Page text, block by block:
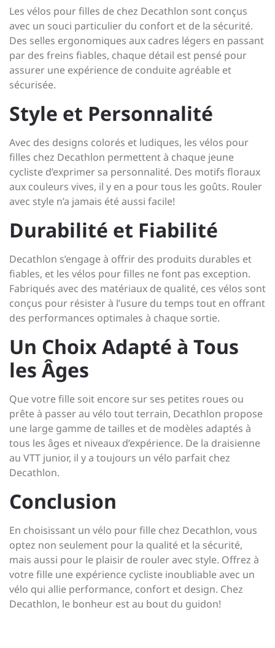
Les vélos pour filles de chez Decathlon sont conçus
avec un souci particulier du confort et de la sécurité.
Des selles ergonomiques aux cadres légers en passant
par des freins fiables, chaque détail est pensé pour
assurer une expérience de conduite agréable et
sécurisée.
Style et Personnalité
Avec des designs colorés et ludiques, les vélos pour
filles chez Decathlon permettent à chaque jeune
cycliste d’exprimer sa personnalité. Des motifs floraux
aux couleurs vives, il y en a pour tous les goûts. Rouler
avec style n’a jamais été aussi facile!
Durabilité et Fiabilité
Decathlon s’engage à offrir des produits durables et
fiables, et les vélos pour filles ne font pas exception.
Fabriqués avec des matériaux de qualité, ces vélos sont
conçus pour résister à l’usure du temps tout en offrant
des performances optimales à chaque sortie.
Un Choix Adapté à Tous
les Âges
Que votre fille soit encore sur ses petites roues ou
prête à passer au vélo tout terrain, Decathlon propose
une large gamme de tailles et de modèles adaptés à
tous les âges et niveaux d’expérience. De la draisienne
au VTT junior, il y a toujours un vélo parfait chez
Decathlon.
Conclusion
En choisissant un vélo pour fille chez Decathlon, vous
optez non seulement pour la qualité et la sécurité,
mais aussi pour le plaisir de rouler avec style. Offrez à
votre fille une expérience cycliste inoubliable avec un
vélo qui allie performance, confort et design. Chez
Decathlon, le bonheur est au bout du guidon!